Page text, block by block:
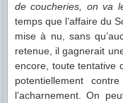
de coucheries, on va
temps que l’affaire du
mise à nu, sans
retenue, il gagnerait
encore, toute tentative
potentiellement
l’acharnement. On